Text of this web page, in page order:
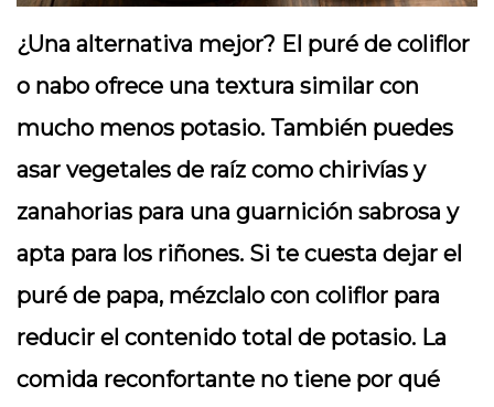
¿Una alternativa mejor? El puré de coliflor
o nabo ofrece una textura similar con
mucho menos potasio. También puedes
asar vegetales de raíz como chirivías y
zanahorias para una guarnición sabrosa y
apta para los riñones. Si te cuesta dejar el
puré de papa, mézclalo con coliflor para
reducir el contenido total de potasio. La
comida reconfortante no tiene por qué